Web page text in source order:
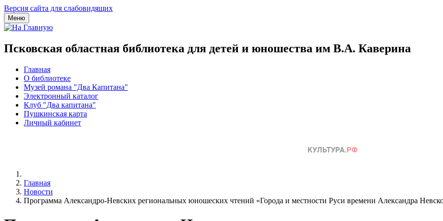
Версия сайта для слабовидящих
Меню
Псковская областная библиотека для детей и юношества им В.А. Каверина
Главная
О библиотеке
Музей романа "Два Капитана"
Электронный каталог
Клуб "Два капитана"
Пушкинская карта
Личный кабинет
Главная
Новости
Программа Александро-Невских региональных юношеских чтений «Города и местности Руси времени Александра